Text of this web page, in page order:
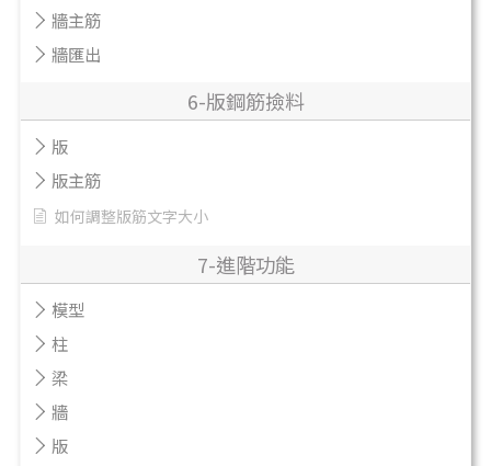
牆主筋
牆匯出
6-版鋼筋撿料
版
版主筋
如何調整版筋文字大小
7-進階功能
模型
柱
梁
牆
版